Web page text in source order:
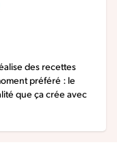
des recettes
préféré : le
que ça crée avec